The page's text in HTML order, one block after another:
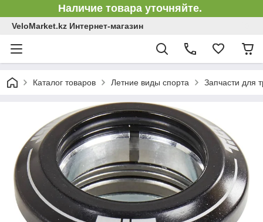
Наличие товара уточняйте.
VeloMarket.kz Интернет-магазин
Каталог товаров Летние виды спорта Запчасти для